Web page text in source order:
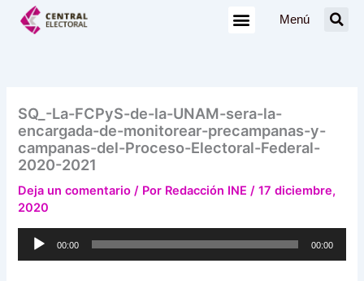
Menú
SQ_-La-FCPyS-de-la-UNAM-sera-la-
encargada-de-monitorear-precampanas-y-
campanas-del-Proceso-Electoral-Federal-
2020-2021
Deja un comentario / Por Redacción INE/17 diciembre,
2020
Reproductor
00:00 00:00